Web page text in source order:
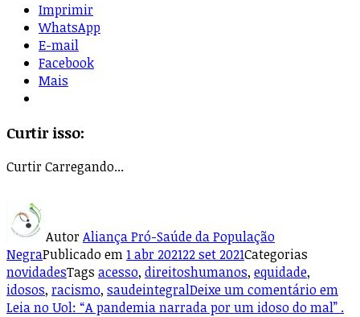
Imprimir
WhatsApp
E-mail
Facebook
Mais
Curtir isso:
CurtirCarregando...
AutorAliança Pró-Saúde da População
NegraPublicado em1 abr 202122 set 2021Categorias
novidadesTags acesso, direitoshumanos, equidade,
idosos, racismo, saudeintegralDeixe um comentárioem
Leia no Uol: “A pandemia narrada por um idoso do mal” .